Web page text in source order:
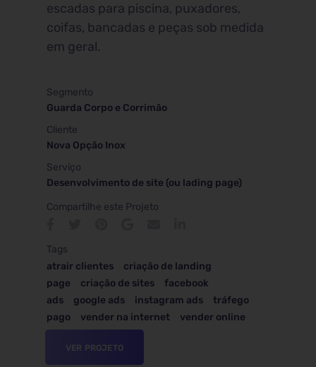
escadas para piscina, puxadores,
coifas, bancadas e peças sob medida
em geral.
Segmento
Guarda Corpo e Corrimão
Cliente
Nova Opção Inox
Serviço
Desenvolvimento de site (ou lading page)
Compartilhe este Projeto
Tags
atrair clientes
criação de landing
page
criação de sites
facebook
ads
google ads instagram ads
tráfego
pago
vender na internet vender online
VER PROJETO